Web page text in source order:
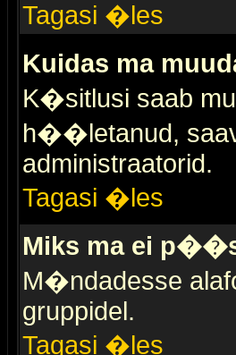
Tagasi �les
Kuidas ma
K�sitlusi saab
h��letanud,
administraatorid.
Tagasi �les
Miks ma ei
M�ndadesse
gruppidel.
Tagasi �les